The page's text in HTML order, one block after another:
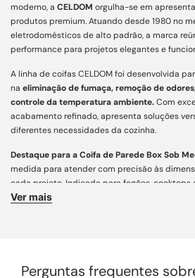
moderno, a CELDOM orgulha-se em
produtos premium. Atuando desde 1980 no
eletrodomésticos de alto padrão, a marca
performance para projetos elegantes e
A linha de coifas CELDOM foi desenvolvida
na eliminação de fumaça, remoção de
controle da temperatura ambiente.Com
acabamento refinado, apresenta soluções
diferentes necessidades da cozinha.
Destaque para a Coifa de Parede Box Sob
medida para atender com precisão às
cada projeto. Indicada para fogões, cooktops
rangetops, assegura captação eficiente de
Acabamento e Design:desenvolvida com
Ver mais
Perguntas frequentes